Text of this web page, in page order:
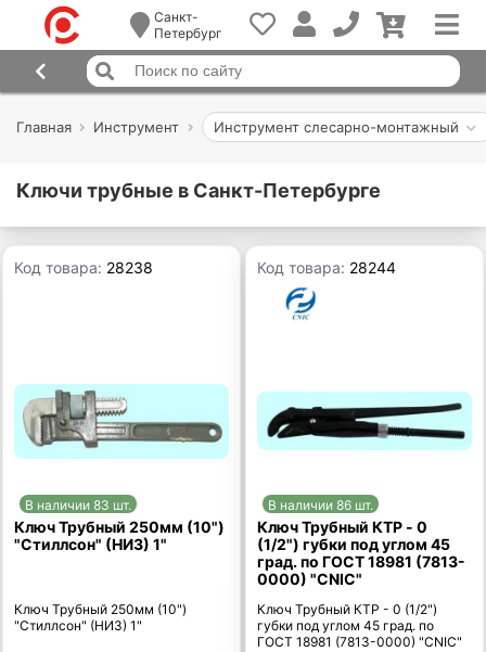
Санкт-
Петербург
Главная Инструмент Инструмент слесарно-монтажный
Ключи трубные в Санкт-Петербурге
Код товара: 28238
В наличии 83 шт.
Ключ Трубный 250мм (10")
"Стиллсон" (НИЗ) 1"
Ключ Трубный 250мм (10")
"Стиллсон" (НИЗ) 1"
Код товара: 28244
В наличии 86 шт.
Ключ Трубный КТР - 0
(1/2") губки под углом 45
град. по ГОСТ 18981 (7813-
0000) "CNIC"
Ключ Трубный КТР - 0 (1/2")
губки под углом 45 град. по
ГОСТ 18981 (7813-0000) "CNIC"